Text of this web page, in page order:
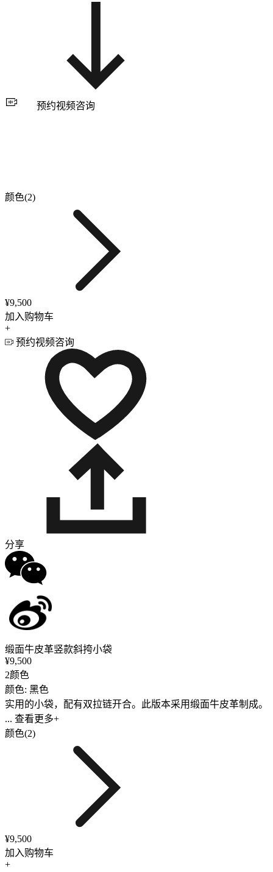
预约视频咨询
颜色(2)
¥9,500
加入购物车
+
预约视频咨询
分享
缎面牛皮革竖款斜挎小袋
¥9,500
2颜色
颜色: 黑色
实用的小袋，配有双拉链开合。此版本采用缎面牛皮革制成。
... 查看更多+
颜色(2)
¥9,500
加入购物车
+